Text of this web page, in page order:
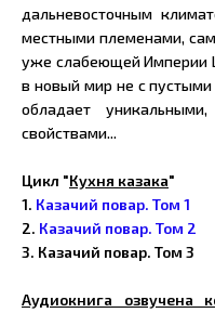
дальневосточным
местными племенами,
уже слабеющей Империи
в новый мир не с
обладает
свойствами...
Цикл "Кухня казака"
1. Казачий повар. Том 1
2. Казачий повар. Том 2
3. Казачий повар. Том 3
Аудиокнига озвучена